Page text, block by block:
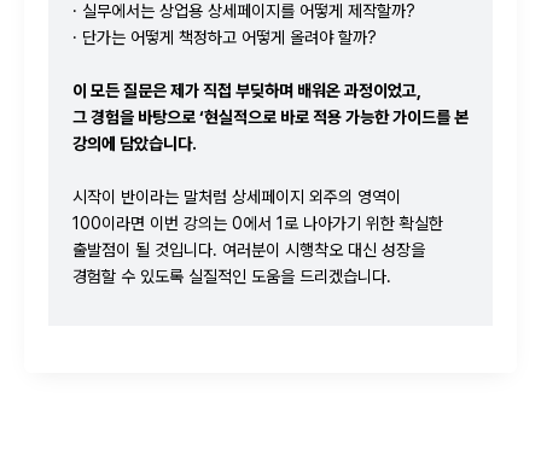
· 실무에서는 상업용 상세페이지를 어떻게 제작할까?
· 단가는 어떻게 책정하고 어떻게 올려야 할까?
이 모든 질문은 제가 직접 부딪하며 배워온 과정이었고,
그 경험을 바탕으로 ‘현실적으로 바로 적용 가능한 가이드를 본
강의에 담았습니다.
시작이 반이라는 말처럼 상세페이지 외주의 영역이
100이라면 이번 강의는 0에서 1로 나아가기 위한 확실한
출발점이 될 것입니다. 여러분이 시행착오 대신 성장을
경험할 수 있도록 실질적인 도움을 드리겠습니다.